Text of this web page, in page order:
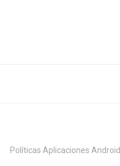
Políticas Aplicaciones Android